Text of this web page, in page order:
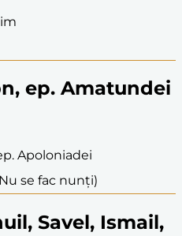
ep. Amatundei
Apoloniadei
se fac nunți)
Savel, Ismail,